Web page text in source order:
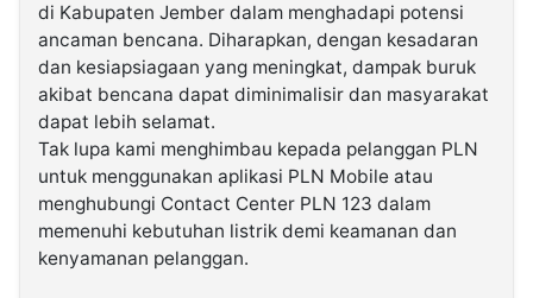
di Kabupaten Jember dalam menghadapi potensi
ancaman bencana. Diharapkan, dengan kesadaran
dan kesiapsiagaan yang meningkat, dampak buruk
akibat bencana dapat diminimalisir dan masyarakat
dapat lebih selamat.
Tak lupa kami menghimbau kepada pelanggan PLN
untuk menggunakan aplikasi PLN Mobile atau
menghubungi Contact Center PLN 123 dalam
memenuhi kebutuhan listrik demi keamanan dan
kenyamanan pelanggan.